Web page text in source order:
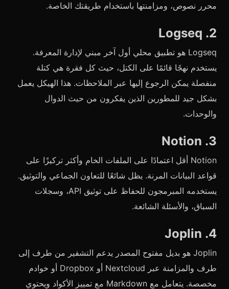
محرر نصوص، ومزامنتها باستخدام طريقتك الخاصة.
2. Logseq
Logseq هو تطبيق محلي أول آخر مبني لإدارة المعرفة.
يستخدم نهجًا قائمًا على الكتل، حيث كل فقرة هي كتلة
منفصلة يمكن الرجوع إليها عبر الملاحظات. هذا الهيكل يعمل
بشكل جيد للمطورين الذين يفكرون من حيث الدوال
والوحدات.
3. Notion
Notion أقل اعتمادًا على الملفات الخام وأكثر تركيزًا على
قواعد البيانات المرنة. يظل شائعًا للتعاون الجماعي والتوثيق.
يستخدمه المبرمجون للحفاظ على توثيق API، وسجلات
السباق، والأسئلة الشائعة.
4. Joplin
Joplin هو بديل مفتوح المصدر يدعم التشفير من طرف إلى
طرف والمزامنة عبر Nextcloud أو Dropbox أو خوادم
مخصصة. يتعامل مع Markdown مع تمييز الأكواد ويحتوي